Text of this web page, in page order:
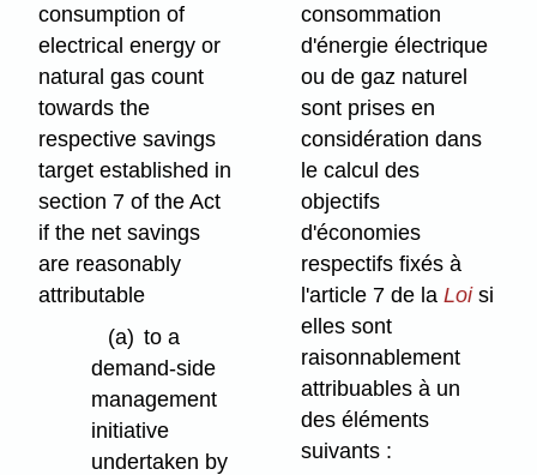
consumption of
electrical energy or
natural gas count
towards the
respective savings
target established in
section 7 of the Act
if the net savings
are reasonably
attributable
(a) to a
demand-side
management
initiative
undertaken by
consommation
d'énergie électrique
ou de gaz naturel
sont prises en
considération dans
le calcul des
objectifs
d'économies
respectifs fixés à
l'article 7 de laLoisi
elles sont
raisonnablement
attribuables à un
des éléments
suivants :